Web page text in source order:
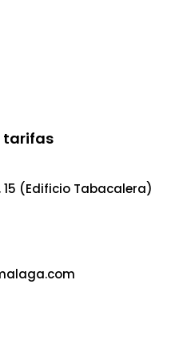
tarifas
15 (Edificio Tabacalera)